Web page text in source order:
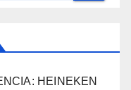
HEINEKEN